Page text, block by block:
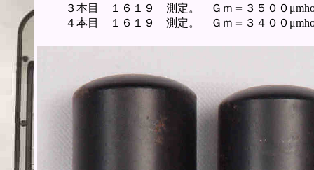
３本目 １６１９ 測定。 Ｇｍ＝３５００μmho
４本目 １６１９ 測定。 Ｇｍ＝３４００μmho